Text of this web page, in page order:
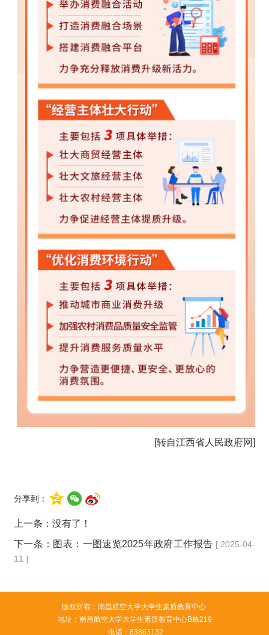
[转自江西省人民政府网]
分享到：
上一条：没有了！
下一条： 图表：一图速览2025年政府工作报告 [ 2025-04-
11 ]
版权所有：南昌航空大学大学生素质教育中心
地址：南昌航空大学大学生素质教育中心B栋219
电话：83863132